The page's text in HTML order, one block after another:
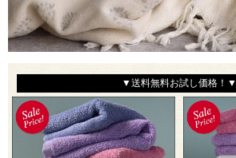
▼送料無料お試し価格！▼